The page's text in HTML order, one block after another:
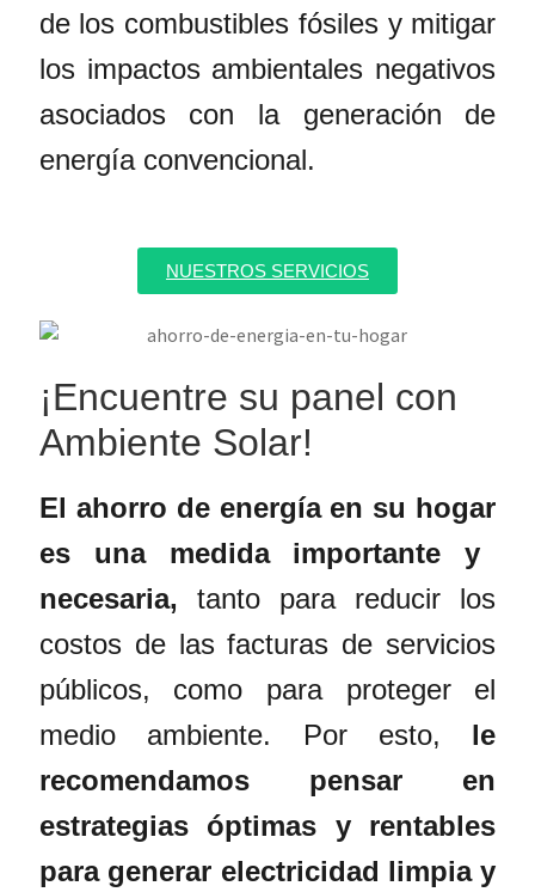
de los combustibles fósiles y mitigar
los impactos ambientales negativos
asociados con la generación de
energía convencional.
NUESTROS SERVICIOS
¡Encuentre su panel con
Ambiente Solar!
El ahorro de energía en su hogar
es una medida importante y
necesaria, tanto para reducir los
costos de las facturas de servicios
públicos, como para proteger el
medio ambiente. Por esto, le
recomendamos pensar en
estrategias óptimas y rentables
para generar electricidad limpia y